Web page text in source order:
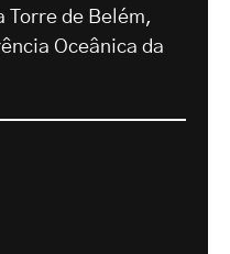
Torre de Belém,
Oceânica da